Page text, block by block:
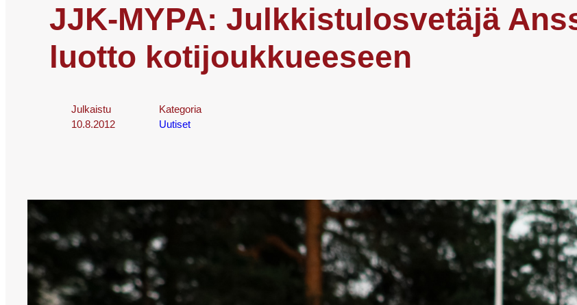
JJK-MYPA: Julkkistulosvetäjä
luotto kotijoukkueeseen
Julkaistu
10.8.2012
Kategoria
Uutiset